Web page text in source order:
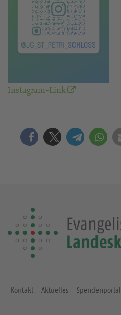
Instagram-Link
Kontakt Aktuelles Spendenportal